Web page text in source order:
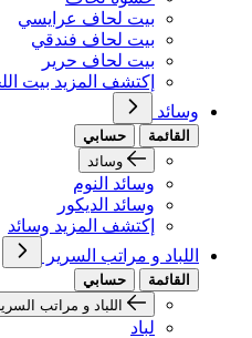
بيت لحاف عرايسي
بيت لحاف فندقي
بيت لحاف حرير
إكتشف المزيد بيت
وسائد
القائمة
حسابي
وسائد
وسائد النوم
وسائد الديكور
إكتشف المزيد وسائد
اللباد و مراتب السرير
القائمة
حسابي
اللباد و مراتب
لباد